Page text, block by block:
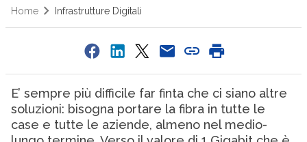
Home Infrastrutture Digitali
E’ sempre più difficile far finta che ci siano altre
soluzioni: bisogna portare la fibra in tutte le
case e tutte le aziende, almeno nel medio-